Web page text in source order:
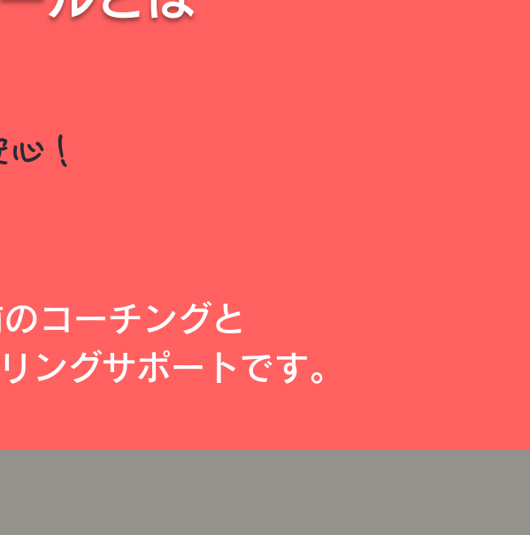
！
コーチングと
ングサポートです。